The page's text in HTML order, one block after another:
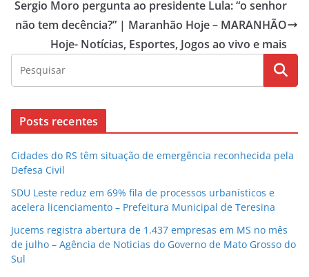
Sergio Moro pergunta ao presidente Lula: “o senhor
não tem decência?” | Maranhão Hoje – MARANHÃO
Hoje- Notícias, Esportes, Jogos ao vivo e mais
Posts recentes
Cidades do RS têm situação de emergência reconhecida pela
Defesa Civil
SDU Leste reduz em 69% fila de processos urbanísticos e
acelera licenciamento – Prefeitura Municipal de Teresina
Jucems registra abertura de 1.437 empresas em MS no mês
de julho – Agência de Noticias do Governo de Mato Grosso do
Sul